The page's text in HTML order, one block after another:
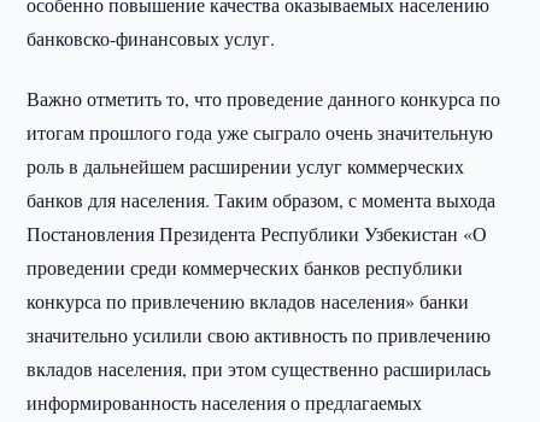
банковско-финансовых услуг.
Важно отметить то, что проведение данного конкурса по
итогам прошлого года уже сыграло очень значительную
роль в дальнейшем расширении услуг коммерческих
банков для населения. Таким образом, с момента выхода
Постановления Президента Республики Узбекистан «О
проведении среди коммерческих банков республики
конкурса по привлечению вкладов населения» банки
значительно усилили свою активность по привлечению
вкладов населения, при этом существенно расширилась
информированность населения о предлагаемых